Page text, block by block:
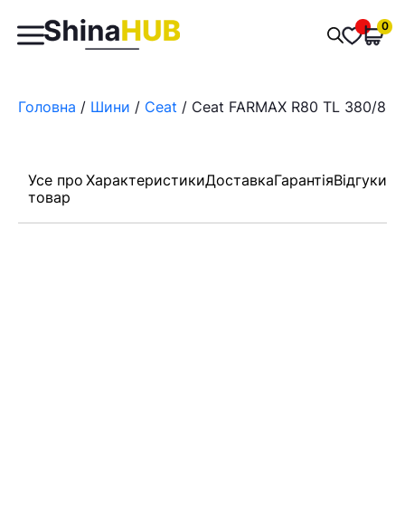
Пошук
товарів
0
Головна / Шини / Ceat / Ceat FARMAX R80 TL 380/80
Усе про
товар
ХарактеристикиДоставкаГарантіяВідгуки